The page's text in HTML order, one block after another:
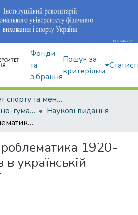
Фонди
та
зібрання
Пошук за
критеріями
Факультет спорту та менеджменту
Кафедра соціально-гуманітарних дисциплін
Наукові видання
Спортивна проблематика 1920-1930-х років в українській історіографії
1920-
українській